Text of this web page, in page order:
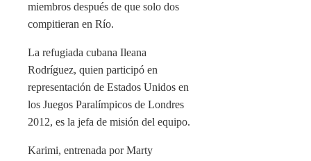
miembros después de que solo dos
compitieran en Río.
La refugiada cubana Ileana
Rodríguez, quien participó en
representación de Estados Unidos en
los Juegos Paralímpicos de Londres
2012, es la jefa de misión del equipo.
Karimi, entrenada por Marty